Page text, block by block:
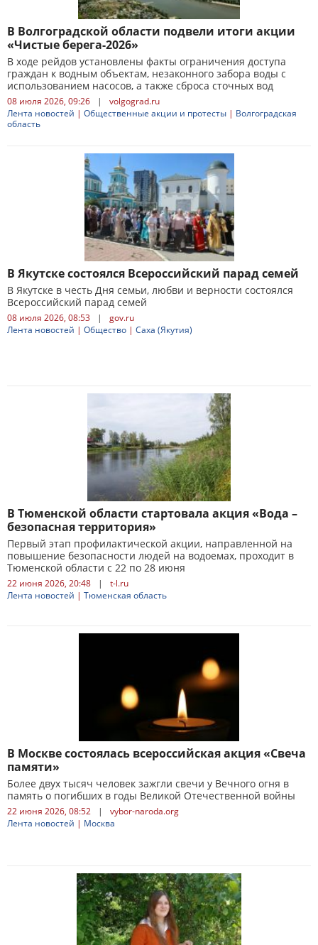
В Волгоградской области подвели итоги акции
«Чистые берега-2026»
В ходе рейдов установлены факты ограничения доступа
граждан к водным объектам, незаконного забора воды с
использованием насосов, а также сброса сточных вод
08 июля 2026, 09:26 |
volgograd.ru
Лента новостей | Общественные акции и протесты | Волгоградская
область
В Якутске состоялся Всероссийский парад семей
В Якутске в честь Дня семьи, любви и верности состоялся
Всероссийский парад семей
08 июля 2026, 08:53 |
gov.ru
Лента новостей | Общество | Саха (Якутия)
В Тюменской области стартовала акция «Вода –
безопасная территория»
Первый этап профилактической акции, направленной на
повышение безопасности людей на водоемах, проходит в
Тюменской области с 22 по 28 июня
22 июня 2026, 20:48 |
t-l.ru
Лента новостей | Тюменская область
В Москве состоялась всероссийская акция «Свеча
памяти»
Более двух тысяч человек зажгли свечи у Вечного огня в
память о погибших в годы Великой Отечественной войны
22 июня 2026, 08:52 |
vybor-naroda.org
Лента новостей | Москва